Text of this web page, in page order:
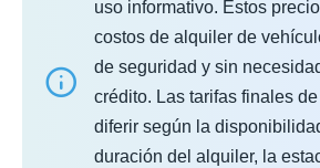
uso informativo. Estos
costos de alquiler de
de seguridad y sin
crédito. Las tarifas finales
diferir según la
duración del alquiler, la